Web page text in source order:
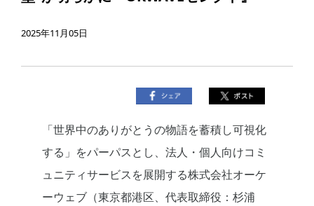
2025年11月05日
「世界中のありがとうの物語を蓄積し可視化
する」をパーパスとし、法人・個人向けコミ
ュニティサービスを展開する株式会社オーケ
ーウェブ（東京都港区、代表取締役：杉浦